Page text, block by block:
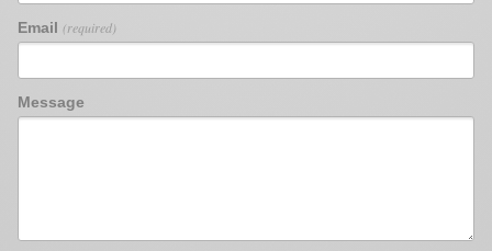
Email (required)
Message